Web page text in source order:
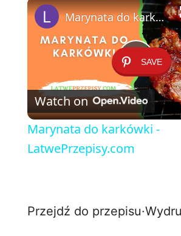
SAVE
P
l
V
Marynata do karkówki - LatwePrzepisy.com
Watch on
Marynata do karkówki -
LatwePrzepisy.com
Przejdź do przepisu·